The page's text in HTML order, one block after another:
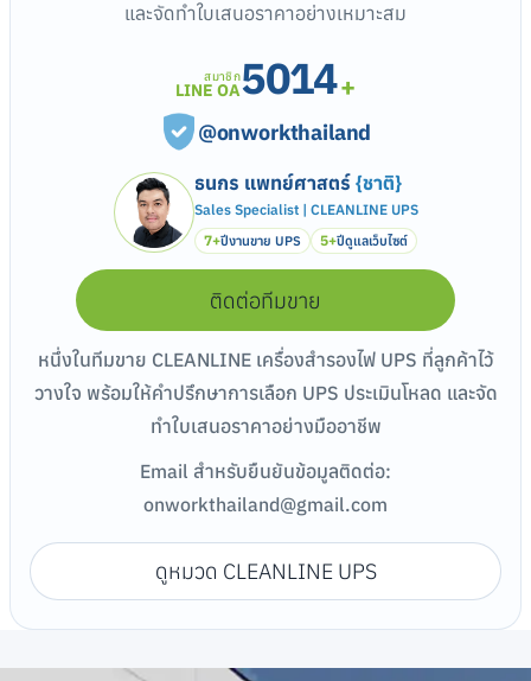
และจัดทำใบเสนอราคาอย่างเหมาะสม
ธนกร แพทย์ศาสตร์ {ชาติ}
Sales Specialist | CLEANLINE UPS
7+ปีงานขาย UPS 5+ปีดูแลเว็บไซต์
สมาชิก
LINE OA5014+
@onworkthailand
ติดต่อทีมขาย
หนึ่งในทีมขาย CLEANLINE เครื่องสำรองไฟ UPS ที่ลูกค้าไว้
วางใจ พร้อมให้คำปรึกษาการเลือก UPS ประเมินโหลด และจัด
ทำใบเสนอราคาอย่างมืออาชีพ
Email สำหรับยืนยันข้อมูลติดต่อ:
onworkthailand@gmail.com
ดูหมวด CLEANLINE UPS